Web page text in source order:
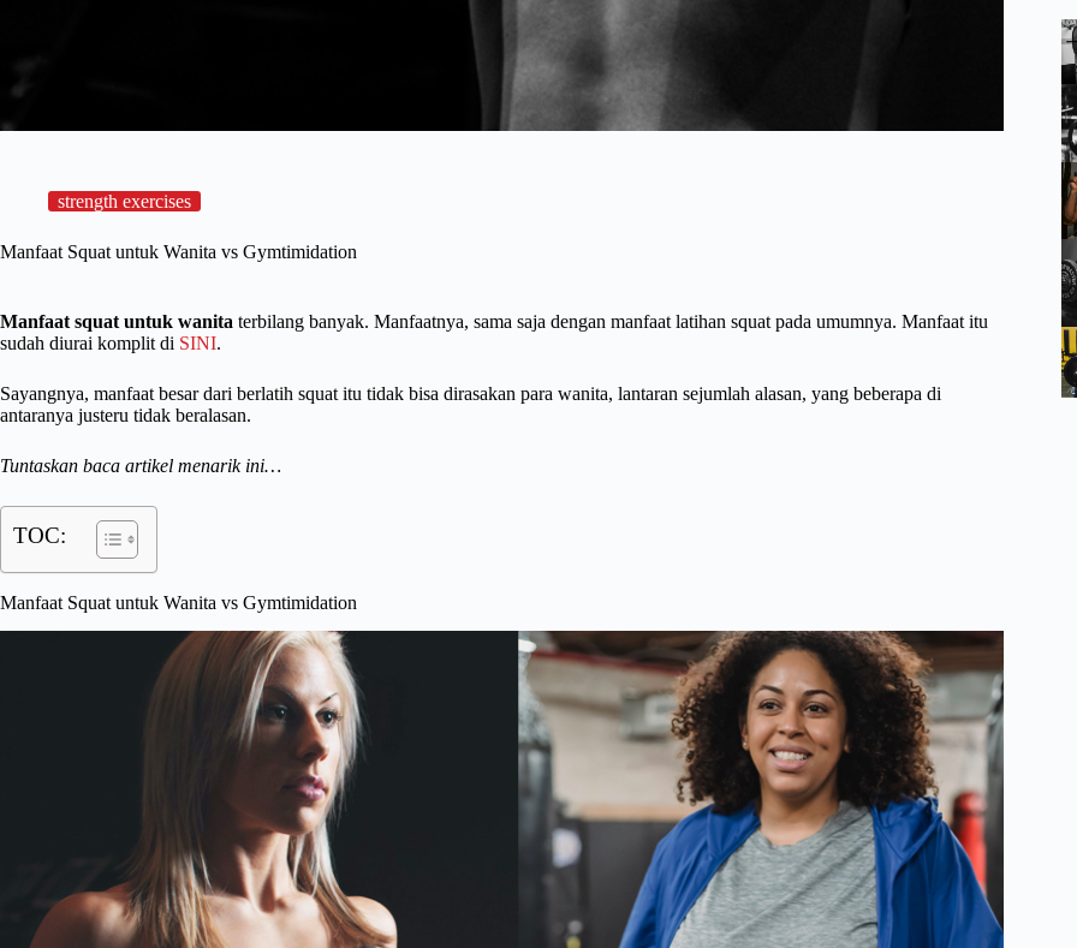
strength exercises
Manfaat Squat untuk Wanita vs Gymtimidation
Manfaat squat untuk wanita terbilang banyak. Manfaatnya, sama saja dengan manfaat latihan squat pada umumnya. Manfaat itu
sudah diurai komplit di SINI.
Sayangnya, manfaat besar dari berlatih squat itu tidak bisa dirasakan para wanita, lantaran sejumlah alasan, yang beberapa di
antaranya justeru tidak beralasan.
Tuntaskan baca artikel menarik ini…
TOC:
Manfaat Squat untuk Wanita vs Gymtimidation